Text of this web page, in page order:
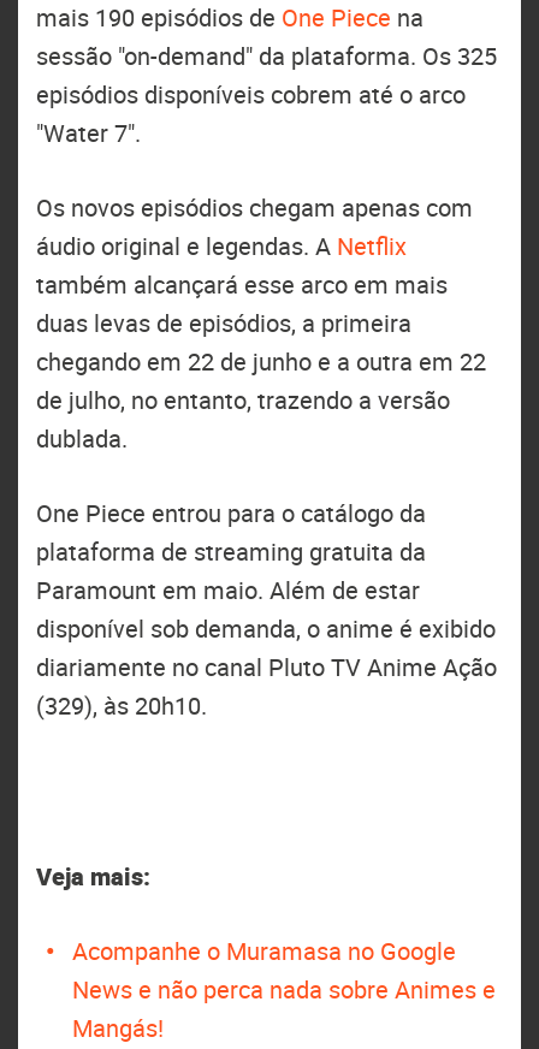
mais 190 episódios de One Piece na
sessão "on-demand" da plataforma. Os 325
episódios disponíveis cobrem até o arco
"Water 7".
Os novos episódios chegam apenas com
áudio original e legendas. A Netflix
também alcançará esse arco em mais
duas levas de episódios, a primeira
chegando em 22 de junho e a outra em 22
de julho, no entanto, trazendo a versão
dublada.
One Piece entrou para o catálogo da
plataforma de streaming gratuita da
Paramount em maio. Além de estar
disponível sob demanda, o anime é exibido
diariamente no canal Pluto TV Anime Ação
(329), às 20h10.
Veja mais:
Acompanhe o Muramasa no Google
News e não perca nada sobre Animes e
Mangás!